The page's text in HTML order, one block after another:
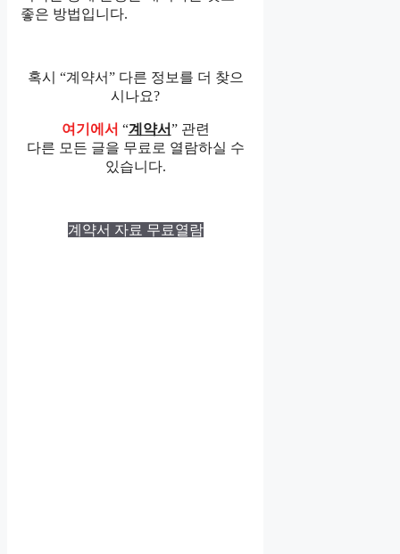
좋은 방법입니다.
혹시 “계약서” 다른 정보를 더 찾으
시나요?
여기에서 “계약서” 관련
다른 모든 글을 무료로 열람하실 수
있습니다.
계약서 자료 무료열람